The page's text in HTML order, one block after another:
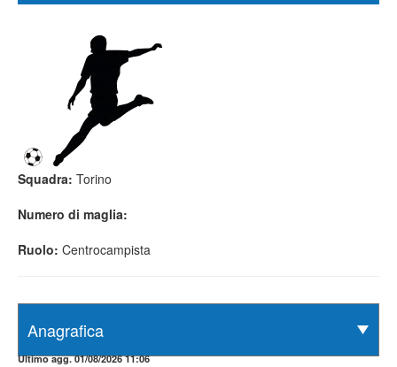
Squadra: Torino
Numero di maglia:
Ruolo: Centrocampista
Ultimo agg. 01/08/2026 11:06